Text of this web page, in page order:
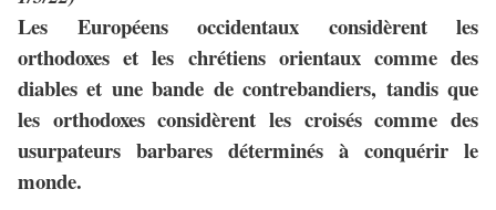
Les Européens occidentaux considèrent les
orthodoxes et les chrétiens orientaux comme des
diables et une bande de contrebandiers, tandis que
les orthodoxes considèrent les croisés comme des
usurpateurs barbares déterminés à conquérir le
monde.